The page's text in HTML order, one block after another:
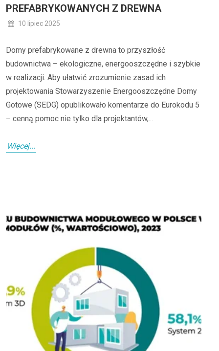
PREFABRYKOWANYCH Z DREWNA
10 lipiec 2025
Domy prefabrykowane z drewna to przyszłość
budownictwa – ekologiczne, energooszczędne i szybkie
w realizacji. Aby ułatwić zrozumienie zasad ich
projektowania Stowarzyszenie Energooszczędne Domy
Gotowe (SEDG) opublikowało komentarze do Eurokodu 5
– cenną pomoc nie tylko dla projektantów,...
Więcej...